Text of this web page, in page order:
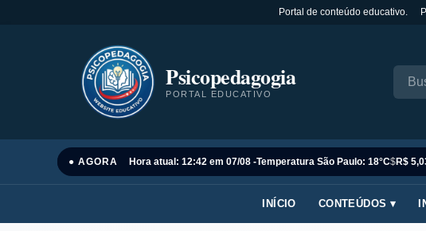
Portal de conteúdo educativo.
Psicopedagogia
PORTAL EDUCATIVO
● AGORA Hora atual: 12:42 em 07/08 -Temperatura São Paulo: 18°C$R$
INÍCIO CONTEÚDOS ▾